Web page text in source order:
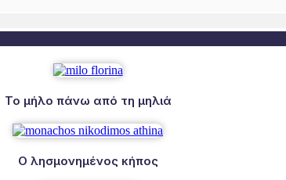
Το μήλο πάνω από τη μηλιά
Ο λησμονημένος κήπος